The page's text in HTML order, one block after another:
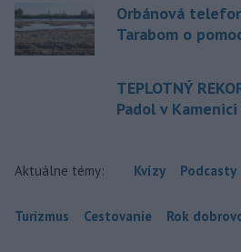
Orbánová
Tarabom o
TEPLOTNÝ
Padol v
Aktuálne témy: Kvízy Podcasty
Turizmus Cestovanie Rok